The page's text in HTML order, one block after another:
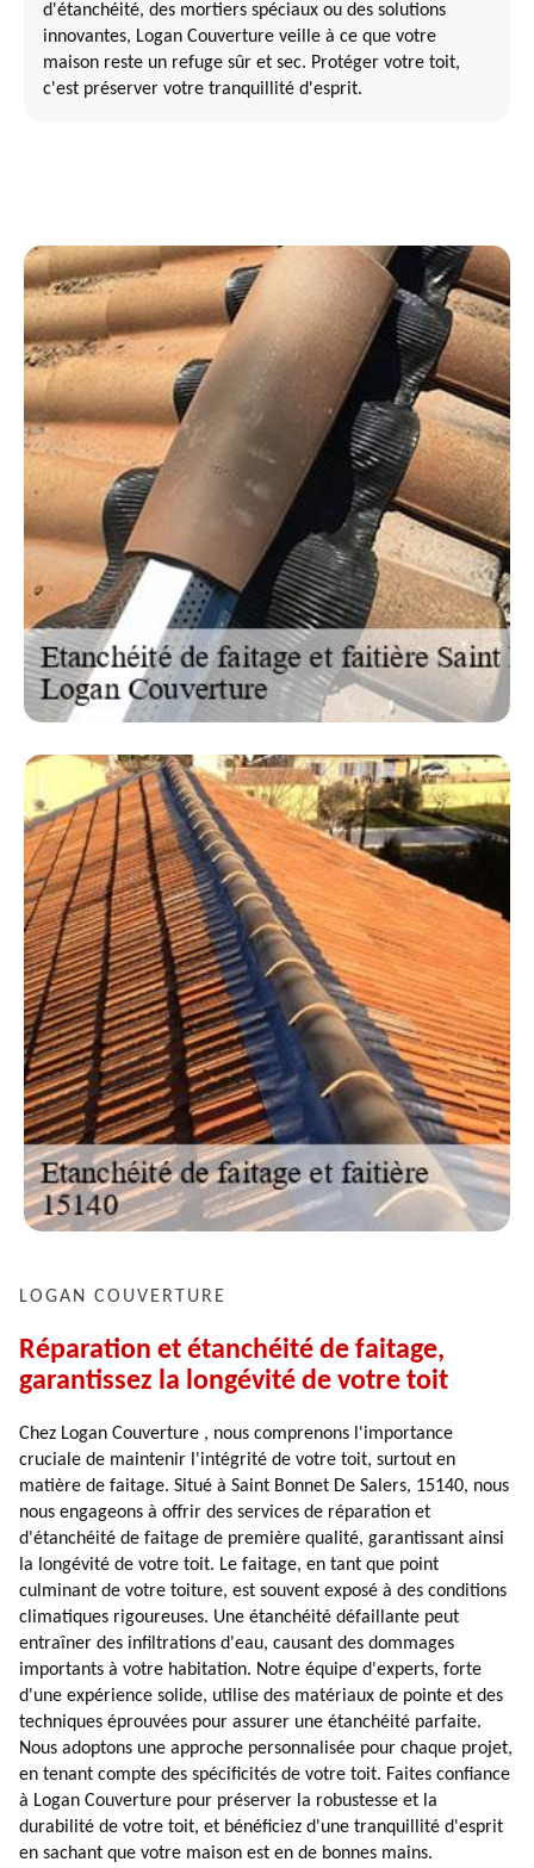
d'étanchéité, des mortiers spéciaux ou des solutions
innovantes, Logan Couverture veille à ce que votre
maison reste un refuge sûr et sec. Protéger votre toit,
c'est préserver votre tranquillité d'esprit.
LOGAN COUVERTURE
Réparation et étanchéité de faitage,
garantissez la longévité de votre toit
Chez Logan Couverture , nous comprenons l'importance
cruciale de maintenir l'intégrité de votre toit, surtout en
matière de faitage. Situé à Saint Bonnet De Salers, 15140, nous
nous engageons à offrir des services de réparation et
d'étanchéité de faitage de première qualité, garantissant ainsi
la longévité de votre toit. Le faitage, en tant que point
culminant de votre toiture, est souvent exposé à des conditions
climatiques rigoureuses. Une étanchéité défaillante peut
entraîner des infiltrations d'eau, causant des dommages
importants à votre habitation. Notre équipe d'experts, forte
d'une expérience solide, utilise des matériaux de pointe et des
techniques éprouvées pour assurer une étanchéité parfaite.
Nous adoptons une approche personnalisée pour chaque projet,
en tenant compte des spécificités de votre toit. Faites confiance
à Logan Couverture pour préserver la robustesse et la
durabilité de votre toit, et bénéficiez d'une tranquillité d'esprit
en sachant que votre maison est en de bonnes mains.